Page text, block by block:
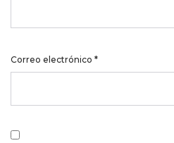
Correo electrónico *